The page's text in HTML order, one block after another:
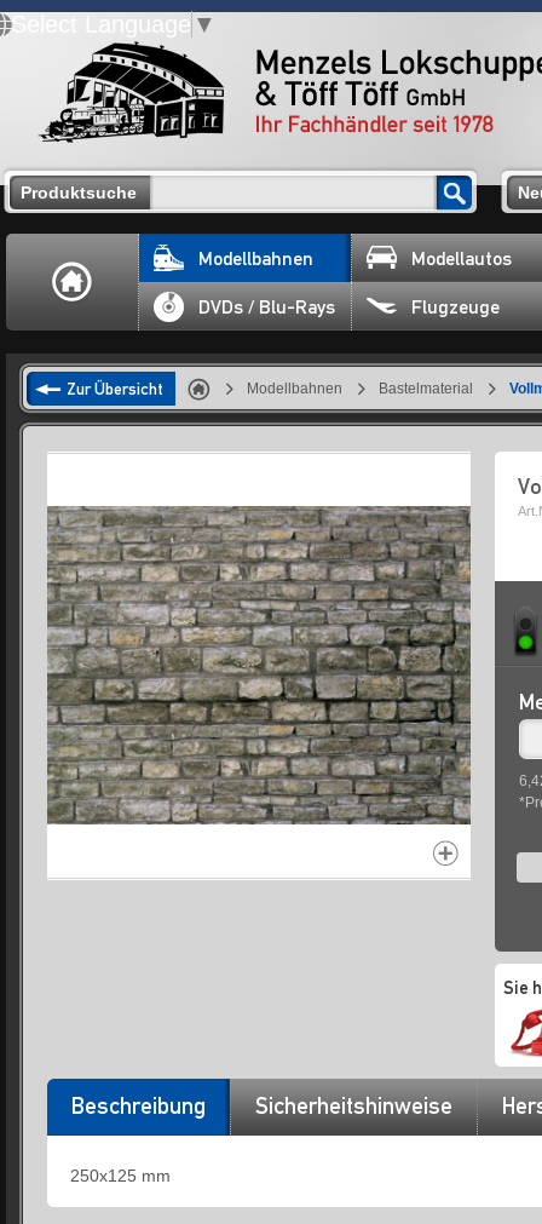
Select Language ▼
Produktsuche
Modellbahnen Modellautos
DVDs / Blu-Rays Flugzeuge
Zur Übersicht Modellbahnen Bastelmaterial
Sie
Beschreibung Sicherheitshinweise
250x125 mm